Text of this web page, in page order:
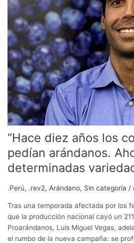
“Hace diez años los
pedían arándanos.
determinadas
.Perú, .rev2, Arándano, Sin categoría /
Tras una temporada afectada por los
que la producción nacional cayó un
Proarándanos, Luis Miguel Vegas,
el rumbo de la nueva campaña: se
compradores
pedían
arándanos.
Ahora
piden
determinadas
variedades”